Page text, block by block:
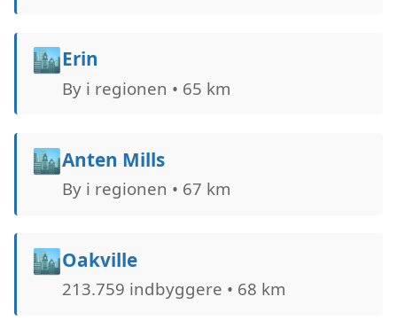
🏙️Erin
By i regionen • 65 km
🏙️Anten Mills
By i regionen • 67 km
🏙️Oakville
213.759 indbyggere • 68 km